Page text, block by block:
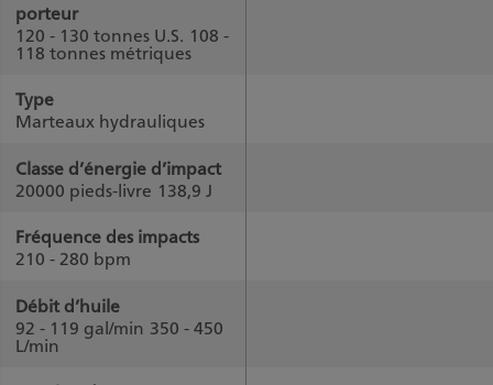
porteur
120 - 130 tonnes U.S. 108 -
118 tonnes métriques
Type
Marteaux hydrauliques
Classe d’énergie d’impact
20000 pieds-livre 138,9 J
Fréquence des impacts
210 - 280 bpm
Débit d’huile
92 - 119 gal/min 350 - 450
L/min